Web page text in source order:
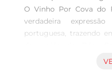
O Vinho Por Cova do
verdadeira
portuguesa, trazendo
perfeita entre sabor e